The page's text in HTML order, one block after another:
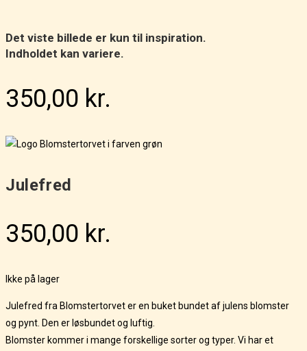
Det viste billede er kun til inspiration.
Indholdet kan variere.
350,00 kr.
Julefred
350,00 kr.
Ikke på lager
Julefred fra Blomstertorvet er en buket bundet af julens blomster
og pynt. Den er løsbundet og luftig.
Blomster kommer i mange forskellige sorter og typer. Vi har et